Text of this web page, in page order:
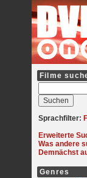
Filme
Sprachfilter:
Erweiterte
Was andere
Demnächst
Genres